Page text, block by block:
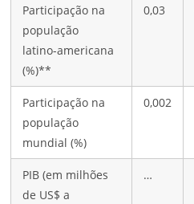
Participação na
população
latino-americana
(%)**
0,03
Participação na
população
mundial (%)
0,002
PIB (em milhões
de US$ a
…